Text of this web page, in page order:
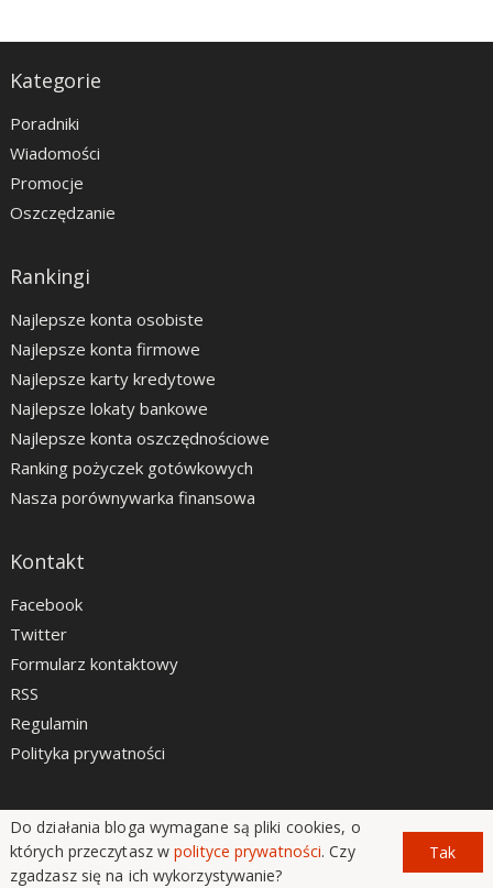
Kategorie
Poradniki
Wiadomości
Promocje
Oszczędzanie
Rankingi
Najlepsze konta osobiste
Najlepsze konta firmowe
Najlepsze karty kredytowe
Najlepsze lokaty bankowe
Najlepsze konta oszczędnościowe
Ranking pożyczek gotówkowych
Nasza porównywarka finansowa
Kontakt
Facebook
Twitter
Formularz kontaktowy
RSS
Regulamin
Polityka prywatności
LiveSmarter.pl © 2012 - 2026
Do działania bloga wymagane są pliki cookies, o
których przeczytasz wpolityce prywatności. Czy
zgadzasz się na ich wykorzystywanie?
Tak